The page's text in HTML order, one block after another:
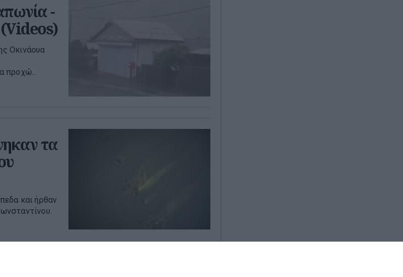
-
Οκινάουα
προχώ...
τα
και ήρθαν